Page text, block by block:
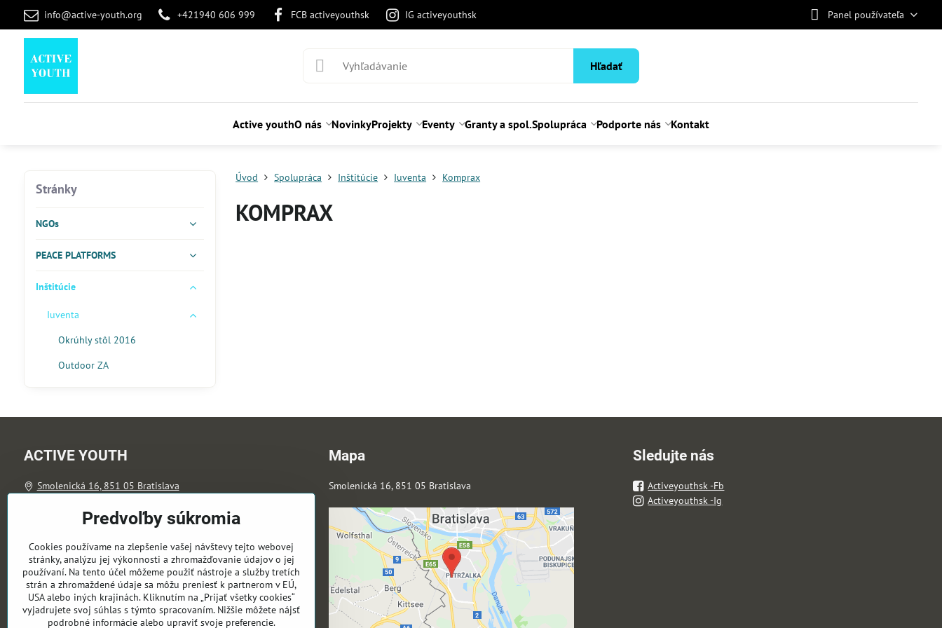
info@active-youth.org +421940 606 999 FCB activeyouthsk IG activeyouthsk Panel používateľa
Hľadať
Active youthO nás NovinkyProjekty Eventy Granty a spol.Spolupráca Podporte nás Kontakt
Úvod Spolupráca Inštitúcie Iuventa Komprax
KOMPRAX
Stránky
NGOs
PEACE PLATFORMS
Inštitúcie
Iuventa
Okrúhly stôl 2016
Outdoor ZA
ACTIVE YOUTH
Smolenická 16, 851 05 Bratislava
(+421) 940 606 999
Mapa
Smolenická 16, 851 05 Bratislava
Sledujte nás
Activeyouthsk -Fb
Activeyouthsk -Ig
Predvoľby súkromia
Cookies používame na zlepšenie vašej návštevy tejto webovej
stránky, analýzu jej výkonnosti a zhromažďovanie údajov o jej
používaní. Na tento účel môžeme použiť nástroje a služby tretích
strán a zhromaždené údaje sa môžu preniesť k partnerom v EÚ,
USA alebo iných krajinách. Kliknutím na „Prijať všetky cookies“
vyjadrujete svoj súhlas s týmto spracovaním. Nižšie môžete nájsť
podrobné informácie alebo upraviť svoje preferencie.